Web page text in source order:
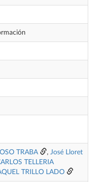
TRABA , José Lloret
TELLERIA
TRILLO LADO